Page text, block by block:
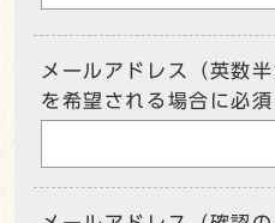
メールアドレス（英数
を希望される場合に必